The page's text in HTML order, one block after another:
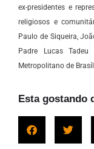
ex-presidentes e
religiosos e
Paulo de Siqueira,
Padre Lucas
Metropolitano de
Esta gostando